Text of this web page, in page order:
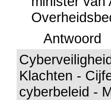
Antwoord
Klachten -
cyberbeleid -